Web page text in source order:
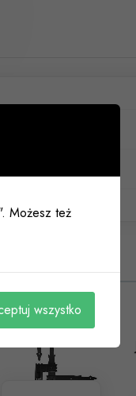
Możesz też
wszystko